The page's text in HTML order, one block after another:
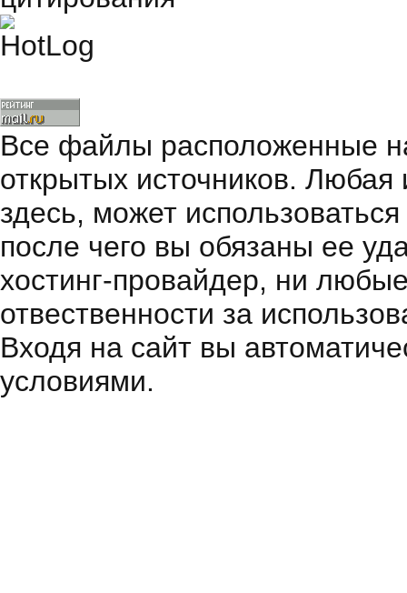
Все файлы расположенные
открытых источников.
здесь, может
после чего вы обязаны ее
хостинг-провайдер, ни
отвественности за
Входя на сайт вы
условиями.